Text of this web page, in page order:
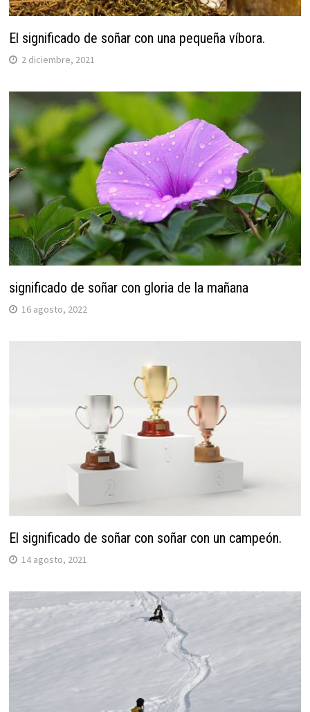
El significado de soñar con una pequeña víbora.
2 diciembre, 2021
significado de soñar con gloria de la mañana
16 agosto, 2022
El significado de soñar con soñar con un campeón.
14 agosto, 2021